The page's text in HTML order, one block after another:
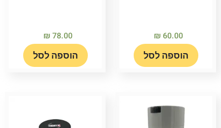
₪ 60.00
הוספה לסל
₪ 78.00
הוספה לסל